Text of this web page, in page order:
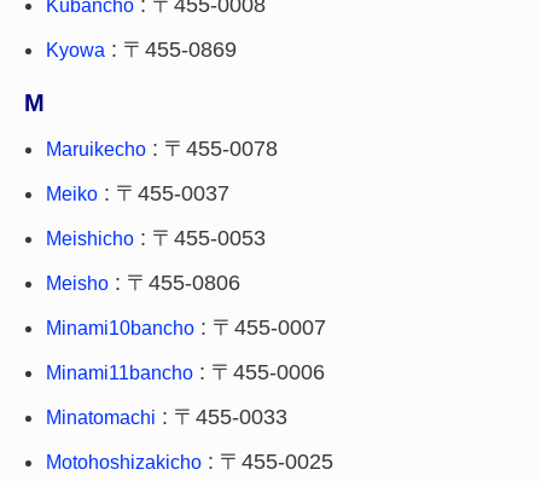
Kubancho : 〒455-0008
Kyowa : 〒455-0869
M
Maruikecho : 〒455-0078
Meiko : 〒455-0037
Meishicho : 〒455-0053
Meisho : 〒455-0806
Minami10bancho : 〒455-0007
Minami11bancho : 〒455-0006
Minatomachi : 〒455-0033
Motohoshizakicho : 〒455-0025